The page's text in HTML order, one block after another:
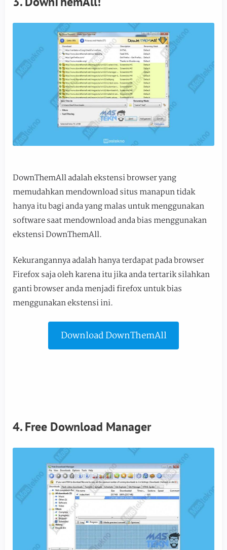
DownThemAll adalah ekstensi browser yang
memudahkan mendownload situs manapun tidak
hanya itu bagi anda yang malas untuk menggunakan
software saat mendownload anda bias menggunakan
ekstensi DownThemAll.
Kekurangannya adalah hanya terdapat pada browser
Firefox saja oleh karena itu jika anda tertarik silahkan
ganti browser anda menjadi firefox untuk bias
menggunakan ekstensi ini.
Download DownThemAll
4. Free Download Manager